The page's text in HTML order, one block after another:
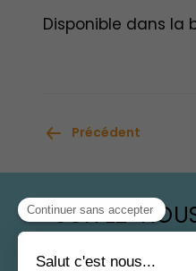
Disponible dans la
Précédent
SUIVEZ-
@